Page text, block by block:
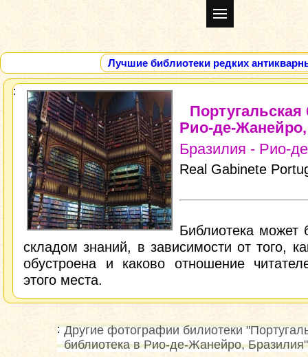
Лучшие библиотеки редких
Рио-де-
Бразилия - Рио-
Real Gabinete
Библиотека может
складом знаний, в зависимости от того,
обустроена и каково отношение
этого места.
Другие фотографии билиотеки
библиотека в Рио-де-Жанейро,